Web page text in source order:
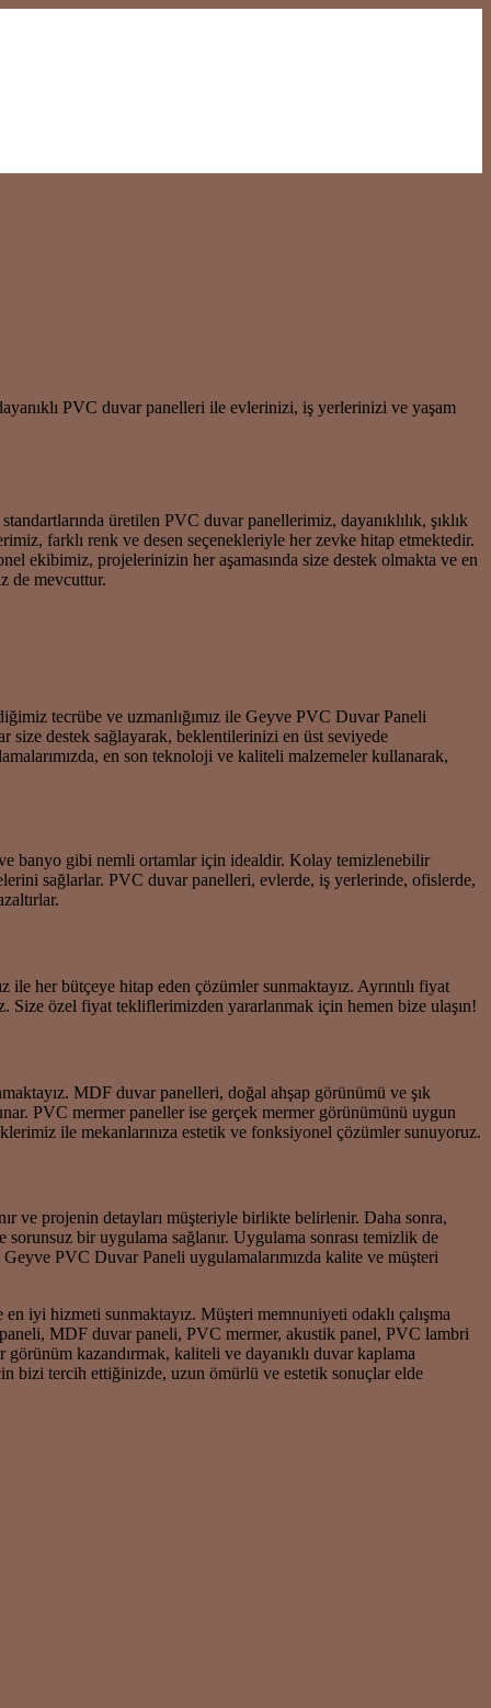
PVC duvar panelleri ile evlerinizi, iş yerlerinizi ve yaşam
üretilen PVC duvar panellerimiz, dayanıklılık, şıklık
farklı renk ve desen seçenekleriyle her zevke hitap etmektedir.
ekibimiz, projelerinizin her aşamasında size destek olmakta ve en
de mevcuttur.
tecrübe ve uzmanlığımız ile Geyve PVC Duvar Paneli
size destek sağlayarak, beklentilerinizi en üst seviyede
en son teknoloji ve kaliteli malzemeler kullanarak,
ve banyo gibi nemli ortamlar için idealdir. Kolay temizlenebilir
sağlarlar. PVC duvar panelleri, evlerde, iş yerlerinde, ofislerde,
her bütçeye hitap eden çözümler sunmaktayız. Ayrıntılı fiyat
özel fiyat tekliflerimizden yararlanmak için hemen bize ulaşın!
MDF duvar panelleri, doğal ahşap görünümü ve şık
PVC mermer paneller ise gerçek mermer görünümünü uygun
ile mekanlarınıza estetik ve fonksiyonel çözümler sunuyoruz.
ve projenin detayları müşteriyle birlikte belirlenir. Daha sonra,
bir uygulama sağlanır. Uygulama sonrası temizlik de
Geyve PVC Duvar Paneli uygulamalarımızda kalite ve müşteri
iyi hizmeti sunmaktayız. Müşteri memnuniyeti odaklı çalışma
MDF duvar paneli, PVC mermer, akustik panel, PVC lambri
kazandırmak, kaliteli ve dayanıklı duvar kaplama
bizi tercih ettiğinizde, uzun ömürlü ve estetik sonuçlar elde